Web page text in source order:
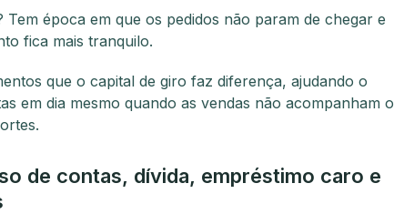
Tem época em que os pedidos não param de chegar e
fica mais tranquilo.
que o capital de giro faz diferença, ajudando o
em dia mesmo quando as vendas não acompanham o
de contas, dívida, empréstimo caro e